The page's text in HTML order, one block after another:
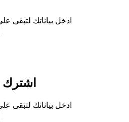
ادخل بياناتك لتبقى
اشترك
ادخل بياناتك لتبقى